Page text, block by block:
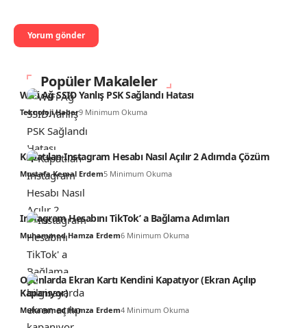
Popüler Makaleler
WiFi Ağ SSID Yanlış PSK Sağlandı Hatası
Teknoloji Haber9 Minimum Okuma
Kapatılan Instagram Hesabı Nasıl Açılır 2 Adımda Çözüm
Mustafa Kemal Erdem5 Minimum Okuma
Instagram Hesabını TikTok’ a Bağlama Adımları
Muhammed Hamza Erdem6 Minimum Okuma
Oyunlarda Ekran Kartı Kendini Kapatıyor (Ekran Açılıp
Kapanıyor)
Muhammed Hamza Erdem4 Minimum Okuma